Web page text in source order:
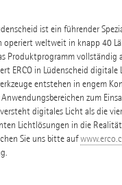
ist ein führender
weltweit in knapp 40
Produktprogramm
ERCO in Lüdenscheid
entstehen in engem
zum
digitales Licht als die
Lichtlösungen in die
Sie uns bitte auf